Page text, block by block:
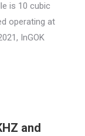
is 10 cubic
operating at
InGOK
and